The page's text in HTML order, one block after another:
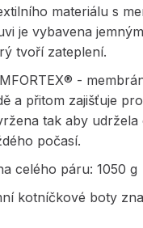
materiálu s
je vybavena
tvoří zateplení.
-
a přitom zajišťuje
tak aby
počasí.
celého páru: 1050 g
kotníčkové boty